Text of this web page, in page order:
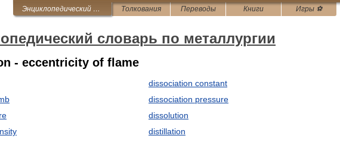
Энциклопедический словарь по металлургии Толкования Переводы Книги Игры ⚽
словарь по металлургии
- eccentricity of flame
dissociation constant
dissociation pressure
dissolution
distillation